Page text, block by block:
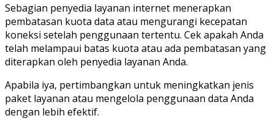
Sebagian penyedia layanan internet menerapkan
pembatasan kuota data atau mengurangi kecepatan
koneksi setelah penggunaan tertentu. Cek apakah Anda
telah melampaui batas kuota atau ada pembatasan yang
diterapkan oleh penyedia layanan Anda.
Apabila iya, pertimbangkan untuk meningkatkan jenis
paket layanan atau mengelola penggunaan data Anda
dengan lebih efektif.